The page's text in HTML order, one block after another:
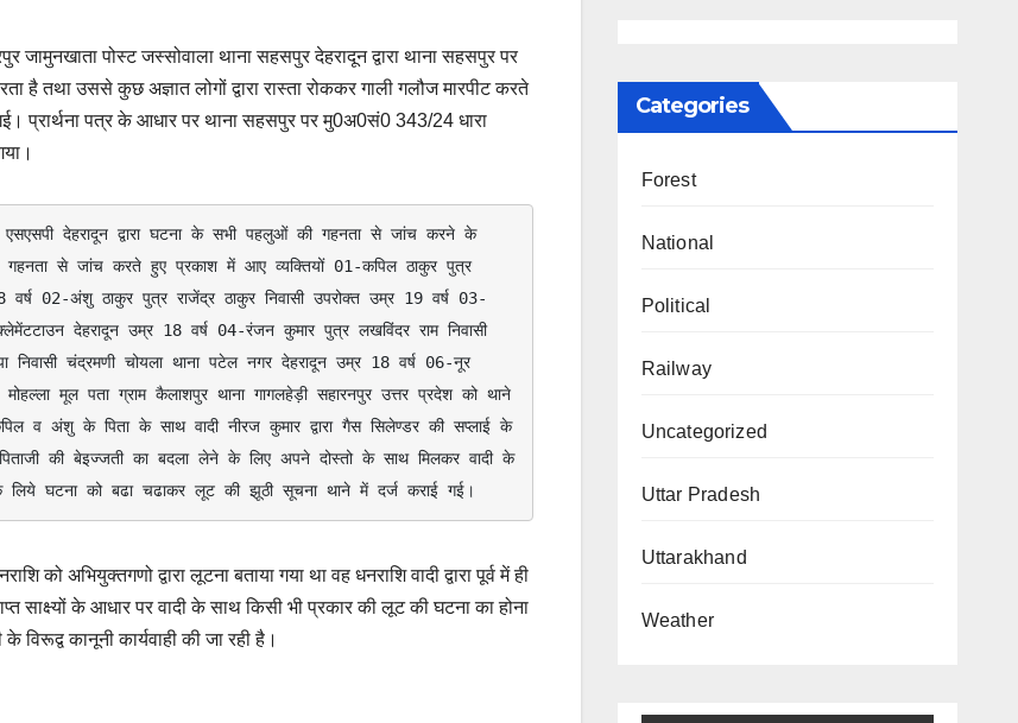
जामुनखाता पोस्ट जस्सोवाला थाना सहसपुर देहरादून द्वारा थाना सहसपुर पर
है तथा उससे कुछ अज्ञात लोगों द्वारा रास्ता रोककर गाली गलौज मारपीट करते
प्रार्थना पत्र के आधार पर थाना सहसपुर पर मु0अ0सं0 343/24 धारा
एसएसपी देहरादून द्वारा घटना के सभी पहलुओं की गहनता से जांच करने के
से जांच करते हुए प्रकाश में आए व्यक्तियों 01-कपिल ठाकुर पुत्र
वर्ष 02-अंशु ठाकुर पुत्र राजेंद्र ठाकुर निवासी उपरोक्त उम्र 19 वर्ष 03-
देहरादून उम्र 18 वर्ष 04-रंजन कुमार पुत्र लखविंदर राम निवासी
चंद्रमणी चोयला थाना पटेल नगर देहरादून उम्र 18 वर्ष 06-नूर
मूल पता ग्राम कैलाशपुर थाना गागलहेड़ी सहारनपुर उत्तर प्रदेश को थाने
व अंशु के पिता के साथ वादी नीरज कुमार द्वारा गैस सिलेण्डर की सप्लाई के
की बेइज्जती का बदला लेने के लिए अपने दोस्तो के साथ मिलकर वादी के
लिये घटना को बढा चढाकर लूट की झूठी सूचना थाने में दर्ज कराई गई।
अभियुक्तगणो द्वारा लूटना बताया गया था वह धनराशि वादी द्वारा पूर्व में ही
साक्ष्यों के आधार पर वादी के साथ किसी भी प्रकार की लूट की घटना का होना
विरूद्व कानूनी कार्यवाही की जा रही है।
Categories
Forest
National
Political
Railway
Uncategorized
Uttar Pradesh
Uttarakhand
Weather